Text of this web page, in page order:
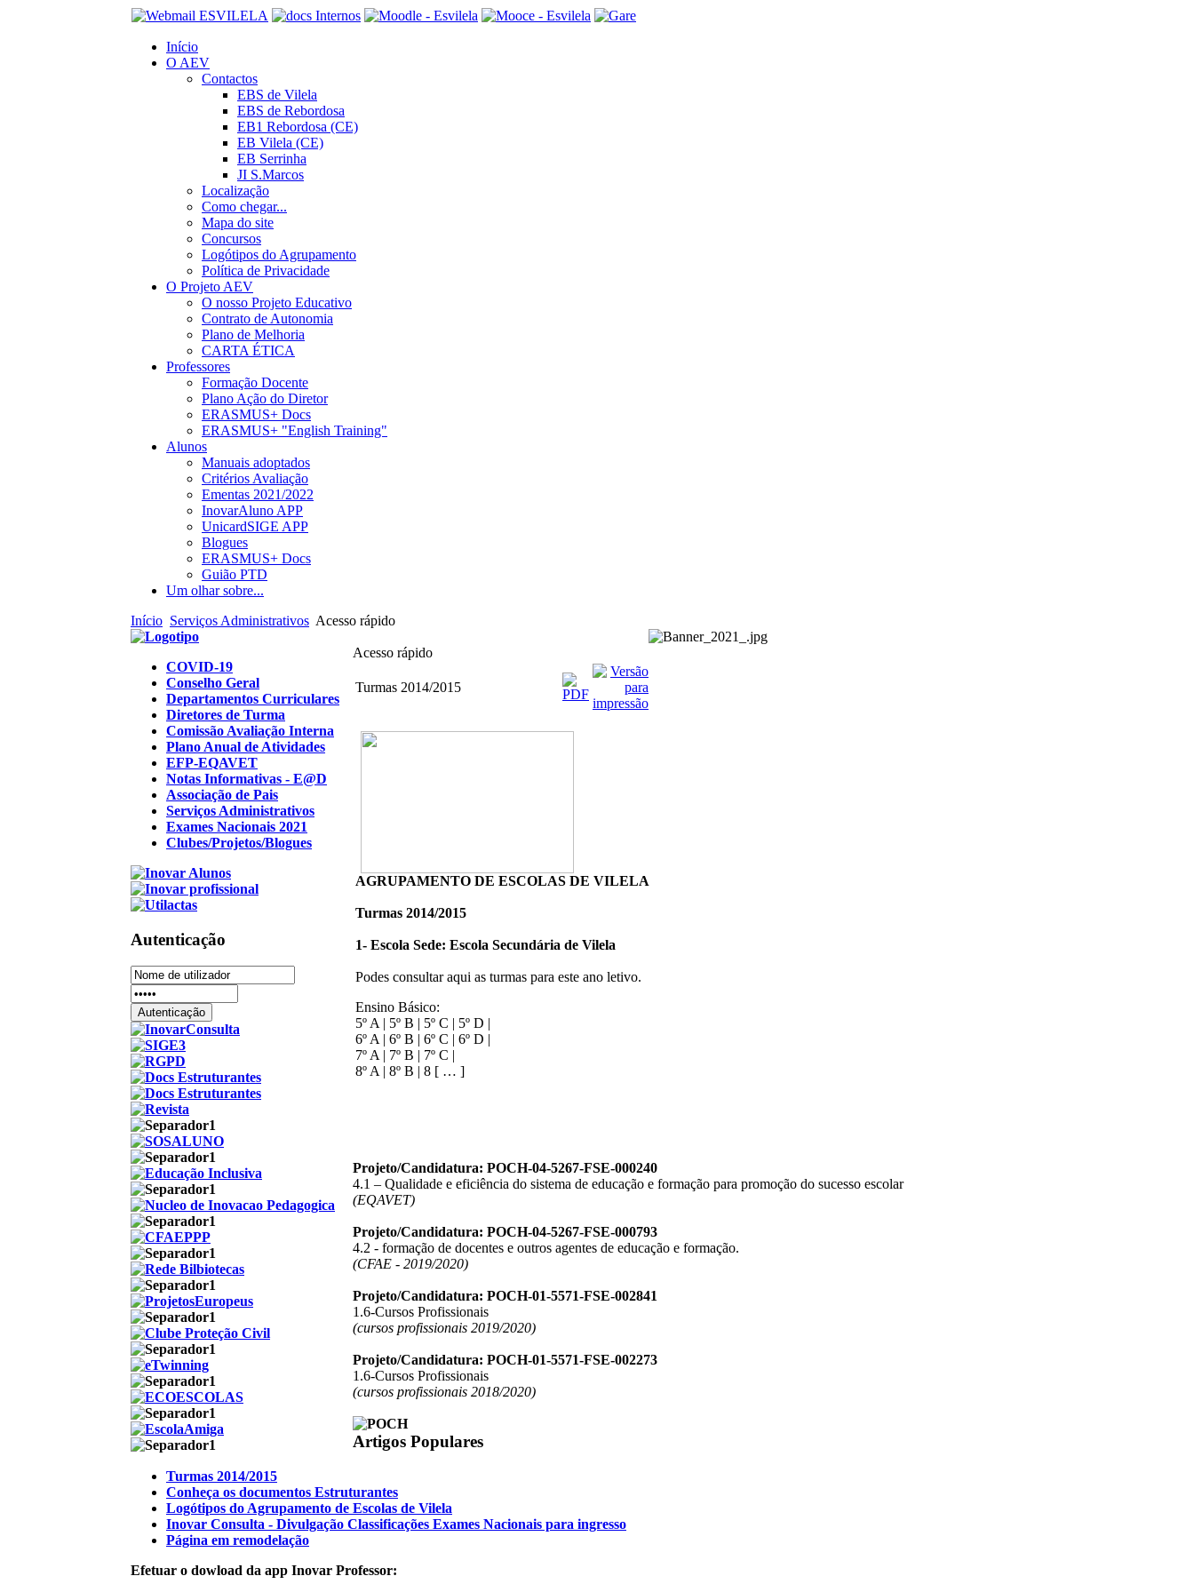
Início
O AEV
Contactos
EBS de Vilela
EBS de Rebordosa
EB1 Rebordosa (CE)
EB Vilela (CE)
EB Serrinha
JI S.Marcos
Localização
Como chegar...
Mapa do site
Concursos
Logótipos do Agrupamento
Política de Privacidade
O Projeto AEV
O nosso Projeto Educativo
Contrato de Autonomia
Plano de Melhoria
CARTA ÉTICA
Professores
Formação Docente
Plano Ação do Diretor
ERASMUS+ Docs
ERASMUS+ "English Training"
Alunos
Manuais adoptados
Critérios Avaliação
Ementas 2021/2022
InovarAluno APP
UnicardSIGE APP
Blogues
ERASMUS+ Docs
Guião PTD
Um olhar sobre...
Início Serviços Administrativos Acesso rápido
Acesso rápido
Turmas 2014/2015
AGRUPAMENTO DE ESCOLAS DE VILELA
Turmas 2014/2015
1- Escola Sede: Escola Secundária de Vilela
Podes consultar aqui as turmas para este ano letivo.
Ensino Básico:
5º A | 5º B | 5º C | 5º D |
6º A | 6º B | 6º C | 6º D |
7º A | 7º B | 7º C |
8º A | 8º B | 8 [ … ]
Projeto/Candidatura: POCH-04-5267-FSE-000240
4.1 – Qualidade e eficiência do sistema de educação e formação para promoção do sucesso escolar
(EQAVET)
Projeto/Candidatura: POCH-04-5267-FSE-000793
4.2 - formação de docentes e outros agentes de educação e formação.
(CFAE - 2019/2020)
Projeto/Candidatura: POCH-01-5571-FSE-002841
1.6-Cursos Profissionais
(cursos profissionais 2019/2020)
Projeto/Candidatura: POCH-01-5571-FSE-002273
1.6-Cursos Profissionais
(cursos profissionais 2018/2020)
COVID-19
Conselho Geral
Departamentos Curriculares
Diretores de Turma
Comissão Avaliação Interna
Plano Anual de Atividades
EFP-EQAVET
Notas Informativas - E@D
Associação de Pais
Serviços Administrativos
Exames Nacionais 2021
Clubes/Projetos/Blogues
Autenticação
Artigos Populares
Turmas 2014/2015
Conheça os documentos Estruturantes
Logótipos do Agrupamento de Escolas de Vilela
Inovar Consulta - Divulgação Classificações Exames Nacionais para ingresso
Página em remodelação
Efetuar o dowload da app Inovar Professor: